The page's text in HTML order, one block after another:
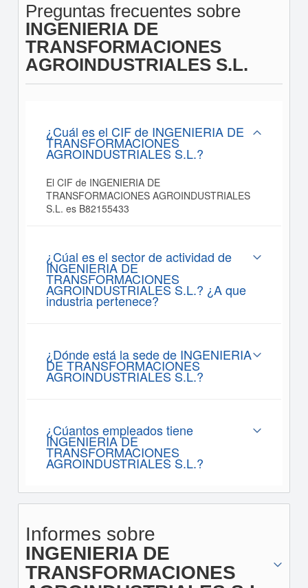
Preguntas frecuentes sobre
INGENIERIA DE
TRANSFORMACIONES
AGROINDUSTRIALES S.L.
¿Cuál es el CIF de INGENIERIA DE
TRANSFORMACIONES
AGROINDUSTRIALES S.L.?
El CIF de INGENIERIA DE
TRANSFORMACIONES AGROINDUSTRIALES
S.L. es B82155433
¿Cúal es el sector de actividad de
INGENIERIA DE
TRANSFORMACIONES
AGROINDUSTRIALES S.L.? ¿A que
industria pertenece?
¿Dónde está la sede de INGENIERIA
DE TRANSFORMACIONES
AGROINDUSTRIALES S.L.?
¿Cúantos empleados tiene
INGENIERIA DE
TRANSFORMACIONES
AGROINDUSTRIALES S.L.?
Informes sobre
INGENIERIA DE
TRANSFORMACIONES